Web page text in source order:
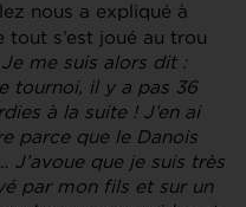
nous a expliqué à
tout s’est joué au trou
me suis alors dit :
tournoi, il y a pas 36
à la suite ! J’en ai
parce que le Danois
J’avoue que je suis très
par mon fils et sur un